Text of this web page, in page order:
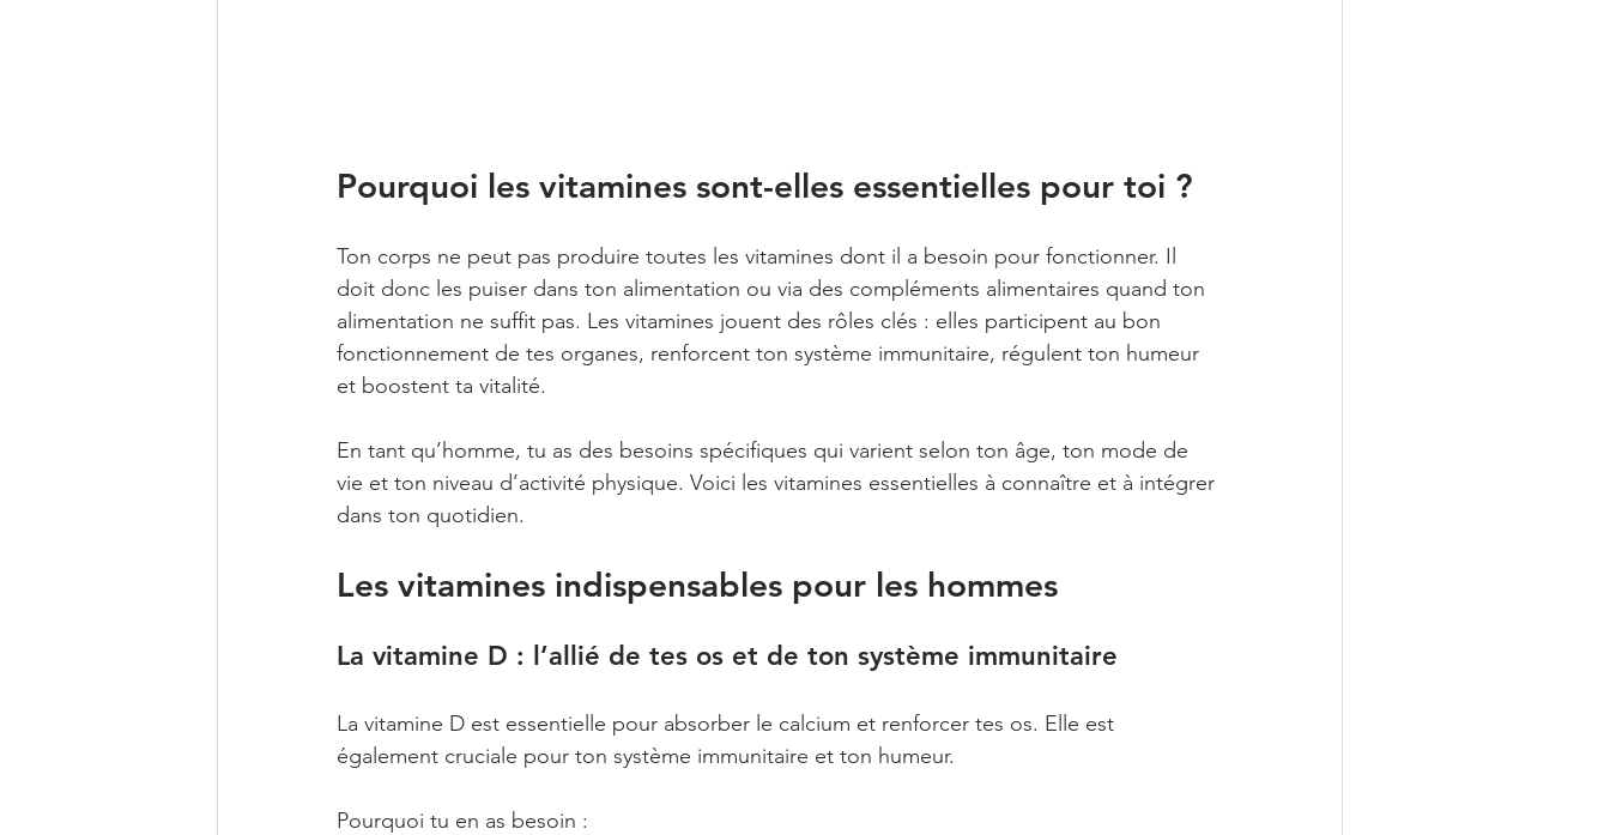
Pourquoi les vitamines sont-elles essentielles pour toi ?
Ton corps ne peut pas produire toutes les vitamines dont il a besoin pour fonctionner. Il
doit donc les puiser dans ton alimentation ou via des compléments alimentaires quand ton
alimentation ne suffit pas. Les vitamines jouent des rôles clés : elles participent au bon
fonctionnement de tes organes, renforcent ton système immunitaire, régulent ton humeur
et boostent ta vitalité.
En tant qu’homme, tu as des besoins spécifiques qui varient selon ton âge, ton mode de
vie et ton niveau d’activité physique. Voici les vitamines essentielles à connaître et à intégrer
dans ton quotidien.
Les vitamines indispensables pour les hommes
La vitamine D : l’allié de tes os et de ton système immunitaire
La vitamine D est essentielle pour absorber le calcium et renforcer tes os. Elle est
également cruciale pour ton système immunitaire et ton humeur.
Pourquoi tu en as besoin :